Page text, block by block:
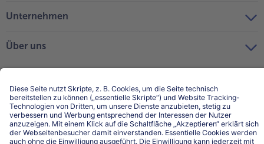
Unternehmen
Über uns